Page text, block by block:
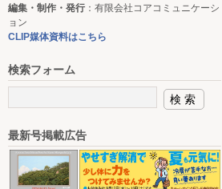
編集・制作・発行：有限会社コアコミュニケーシ
ョン
CLIP媒体資料はこちら
検索フォーム
最新号掲載広告